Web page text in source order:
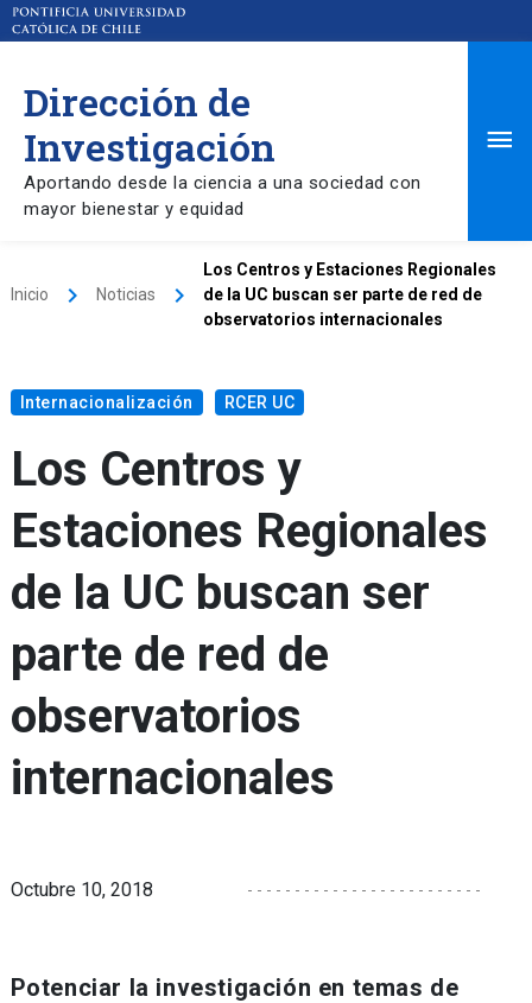
Dirección de
Investigación
Aportando desde la ciencia a una sociedad con
mayor bienestar y equidad
Inicio keyboard_arrow_right Noticias keyboard_arrow_right
Los Centros y Estaciones Regionales
de la UC buscan ser parte de red de
observatorios internacionales
Internacionalización RCER UC
Los Centros y
Estaciones Regionales
de la UC buscan ser
parte de red de
observatorios
internacionales
Octubre 10, 2018
Potenciar la investigación en temas de